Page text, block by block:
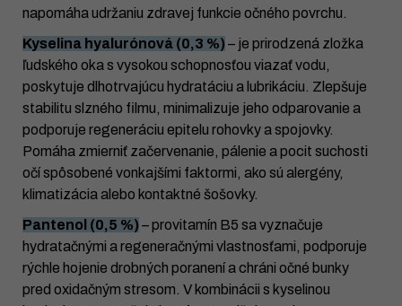
napomáha udržaniu zdravej funkcie očného povrchu.
Kyselina hyalurónová (0,3 %) – je prirodzená zložka
ľudského oka s vysokou schopnosťou viazať vodu,
poskytuje dlhotrvajúcu hydratáciu a lubrikáciu. Zlepšuje
stabilitu slzného filmu, minimalizuje jeho odparovanie a
podporuje regeneráciu epitelu rohovky a spojovky.
Pomáha zmierniť začervenanie, pálenie a pocit suchosti
očí spôsobené vonkajšími faktormi, ako sú alergény,
klimatizácia alebo kontaktné šošovky.
Pantenol (0,5 %) – provitamín B5 sa vyznačuje
hydratačnými a regeneračnými vlastnosťami, podporuje
rýchle hojenie drobných poranení a chráni očné bunky
pred oxidačným stresom. V kombinácii s kyselinou